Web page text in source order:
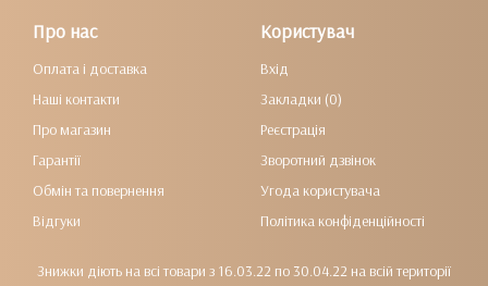
Про нас
Оплата і доставка
Наші контакти
Про магазин
Гарантії
Обмін та повернення
Відгуки
Користувач
Вхід
Закладки (0)
Реєстрація
Зворотний дзвінок
Угода користувача
Політика конфіденційності
Знижки діють на всі товари з 16.03.22 по 30.04.22 на всій території